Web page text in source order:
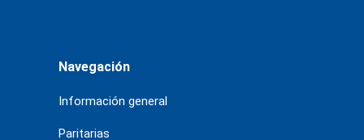
Navegación
Información general
Paritarias